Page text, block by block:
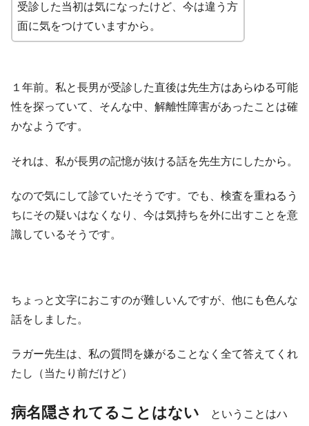
受診した当初は気になったけど、今は違う方
面に気をつけていますから。
１年前。私と長男が受診した直後は先生方はあらゆる可能
性を探っていて、そんな中、解離性障害があったことは確
かなようです。
それは、私が長男の記憶が抜ける話を先生方にしたから。
なので気にして診ていたそうです。でも、検査を重ねるう
ちにその疑いはなくなり、今は気持ちを外に出すことを意
識しているそうです。
ちょっと文字におこすのが難しいんですが、他にも色んな
話をしました。
ラガー先生は、私の質問を嫌がることなく全て答えてくれ
たし（当たり前だけど）
病名隠されてることはない ということはハ